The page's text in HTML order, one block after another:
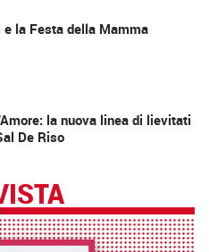
e la Festa della Mamma
la nuova linea di lievitati
De Riso